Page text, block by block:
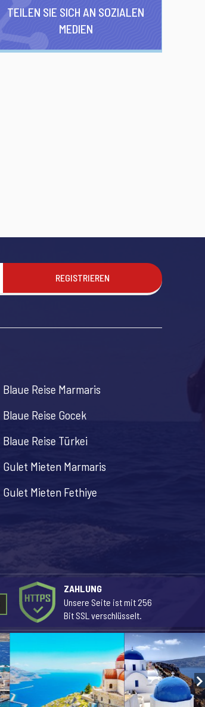
TEILEN SIE SICH AN SOZIALEN
MEDIEN
REGISTRIEREN
Blaue Reise Marmaris
Blaue Reise Gocek
Blaue Reise Türkei
Gulet Mieten Marmaris
Gulet Mieten Fethiye
ZAHLUNG
Unsere Seite ist mit 256
Bit SSL verschlüsselt.